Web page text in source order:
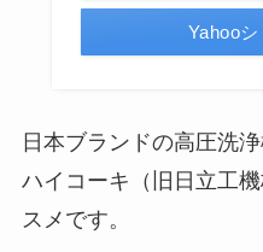
Yahoo
日本ブランドの高圧洗
ハイコーキ（旧日立工
スメです。